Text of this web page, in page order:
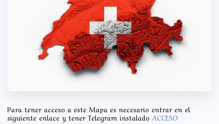
Para tener acceso a este Mapa es necesario entrar en el
siguiente enlace y tener Telegram instalado ACCESO